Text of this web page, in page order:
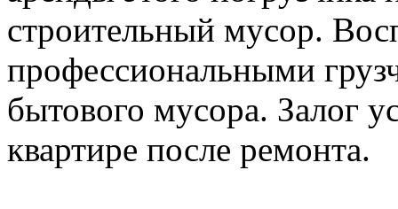
строительный мусор.
профессиональными
бытового мусора. Залог
квартире после ремонта.